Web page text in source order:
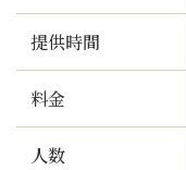
提供時間
料金
人数